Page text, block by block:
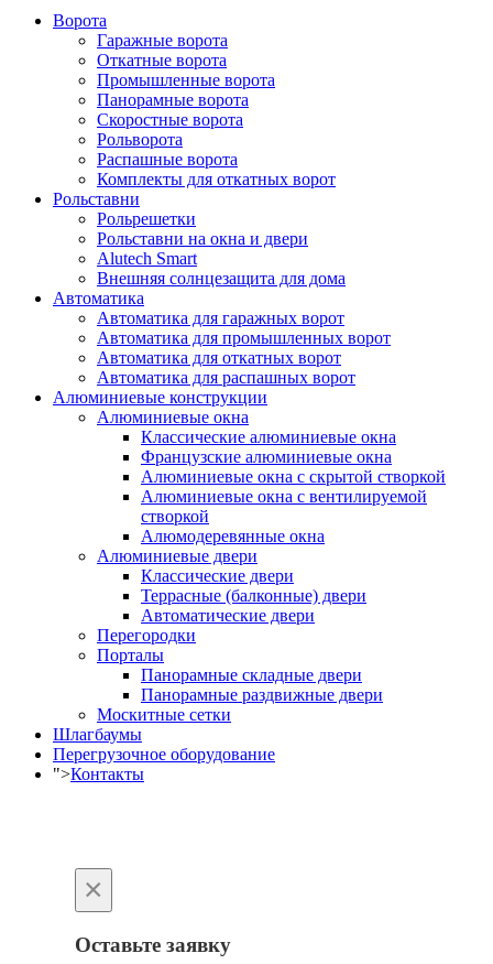
Ворота
Гаражные ворота
Откатные ворота
Промышленные ворота
Панорамные ворота
Скоростные ворота
Рольворота
Распашные ворота
Комплекты для откатных ворот
Рольставни
Рольрешетки
Рольставни на окна и двери
Alutech Smart
Внешняя солнцезащита для дома
Автоматика
Автоматика для гаражных ворот
Автоматика для промышленных ворот
Автоматика для откатных ворот
Автоматика для распашных ворот
Алюминиевые конструкции
Алюминиевые окна
Классические алюминиевые окна
Французские алюминиевые окна
Алюминиевые окна с скрытой створкой
Алюминиевые окна с вентилируемой
створкой
Алюмодеревянные окна
Алюминиевые двери
Классические двери
Террасные (балконные) двери
Автоматические двери
Перегородки
Порталы
Панорамные складные двери
Панорамные раздвижные двери
Москитные сетки
Шлагбаумы
Перегрузочное оборудование
">Контакты
×
Оставьте заявку